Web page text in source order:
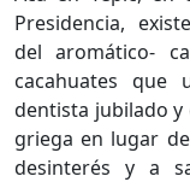
Presidencia,
del aromático-
cacahuates
dentista jubilado y
griega en lugar
desinterés y a